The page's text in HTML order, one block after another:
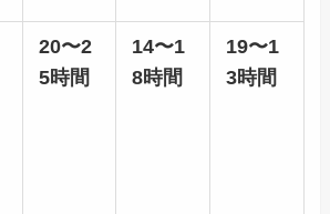
20〜2
5時間
14〜1
8時間
19〜1
3時間